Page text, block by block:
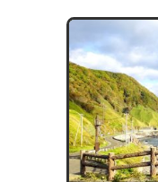
が、サクラン
われています
多く、コミュ
に深い印象を
す。自然豊か
る鮭川村は、
提供します。